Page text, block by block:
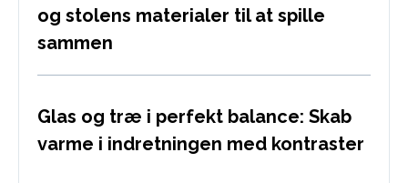
og stolens materialer til at spille
sammen
Glas og træ i perfekt balance: Skab
varme i indretningen med kontraster